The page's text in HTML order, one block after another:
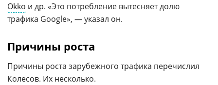
Okko и др. «Это потребление вытесняет долю
трафика Google», — указал он.
Причины роста
Причины роста зарубежного трафика перечислил
Колесов. Их несколько.